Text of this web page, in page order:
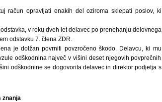
račun opravljati enakih del oziroma sklepati poslov, ki
v roku dveh let delavec po prenehanju delovnega
odstavku 7. člena ZDR.
je dolžan povrniti povzročeno škodo. Delavcu, ki mu
odškodnina največ v višini deset njegovih povprečnih
odškodnine se dogovorita delavec in direktor podjetja s
znanja